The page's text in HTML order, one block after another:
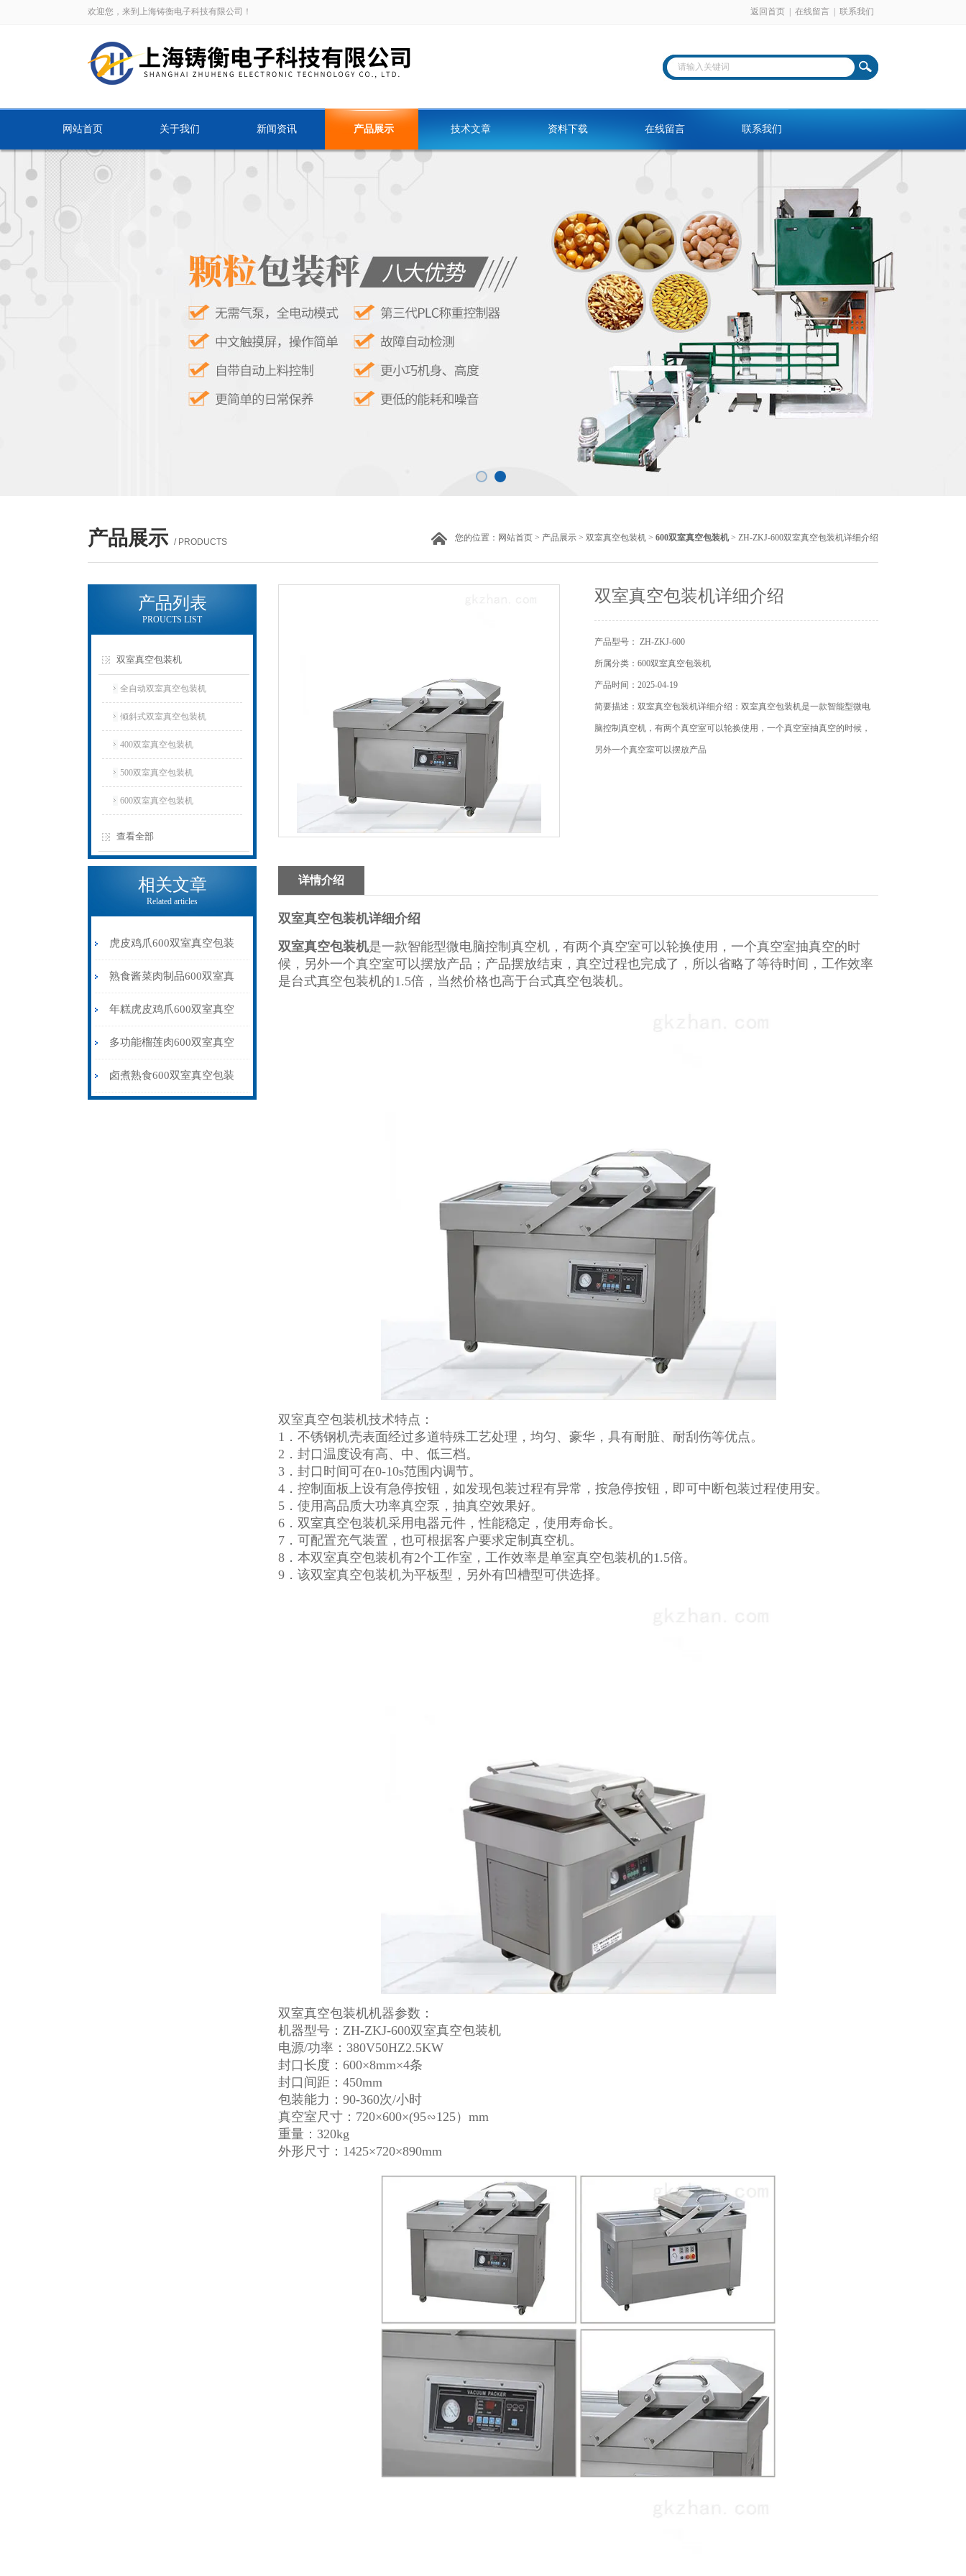
欢迎您，来到上海铸衡电子科技有限公司！ 返回首页 在线留言 联系我们
网站首页 关于我们 新闻资讯 产品展示 技术文章 资料下载 在线留言 联系我们
产品展示 / PRODUCTS 您的位置： 网站首页 > 产品展示 > 双室真空包装机 > 600双室真空包装机 > ZH-ZKJ-600双室真空包装机详细介绍
产品列表
PROUCTS LIST
双室真空包装机
全自动双室真空包装机
倾斜式双室真空包装机
400双室真空包装机
500双室真空包装机
600双室真空包装机
查看全部
相关文章
Related articles
虎皮鸡爪600双室真空包装
机干湿两用价格
熟食酱菜肉制品600双室真
空包装机不锈钢材质
年糕虎皮鸡爪600双室真空
包装机抽气真空封口
多功能榴莲肉600双室真空
包装机品牌
卤煮熟食600双室真空包装
双室真空包装机详细介绍
产品型号： ZH-ZKJ-600
所属分类：600双室真空包装机
产品时间：2025-04-19
简要描述：双室真空包装机详细介绍：双室真空包装机是一款智能型微电
脑控制真空机，有两个真空室可以轮换使用，一个真空室抽真空的时候，
另外一个真空室可以摆放产品
详情介绍
双室真空包装机详细介绍
双室真空包装机是一款智能型微电脑控制真空机，有两个真空室可以轮换使用，一个真空室抽真空的时
候，另外一个真空室可以摆放产品；产品摆放结束，真空过程也完成了，所以省略了等待时间，工作效率
是台式真空包装机的1.5倍，当然价格也高于台式真空包装机。
双室真空包装机技术特点：
1．不锈钢机壳表面经过多道特殊工艺处理，均匀、豪华，具有耐脏、耐刮伤等优点。
2．封口温度设有高、中、低三档。
3．封口时间可在0-10s范围内调节。
4．控制面板上设有急停按钮，如发现包装过程有异常，按急停按钮，即可中断包装过程使用安。
5．使用高品质大功率真空泵，抽真空效果好。
6．双室真空包装机采用电器元件，性能稳定，使用寿命长。
7．可配置充气装置，也可根据客户要求定制真空机。
8．本双室真空包装机有2个工作室，工作效率是单室真空包装机的1.5倍。
9．该双室真空包装机为平板型，另外有凹槽型可供选择。
双室真空包装机机器参数：
机器型号：ZH-ZKJ-600双室真空包装机
电源/功率：380V50HZ2.5KW
封口长度：600×8mm×4条
封口间距：450mm
包装能力：90-360次/小时
真空室尺寸：720×600×(95∽125）mm
重量：320kg
外形尺寸：1425×720×890mm